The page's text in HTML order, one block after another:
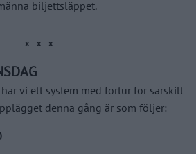
biljettsläppet.
vi ett system med förtur för särskilt
denna gång är som följer: